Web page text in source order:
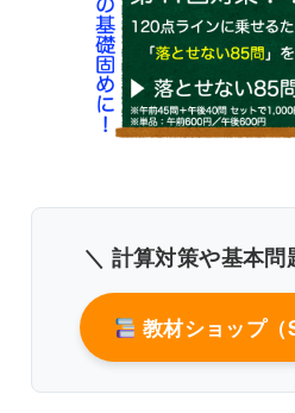
書き込みしや
改行過
＼ 計算対策や基本
教材ショップ（